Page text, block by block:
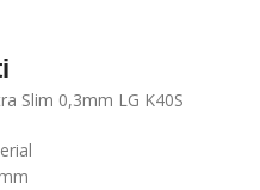
Slim 0,3mm LG K40S